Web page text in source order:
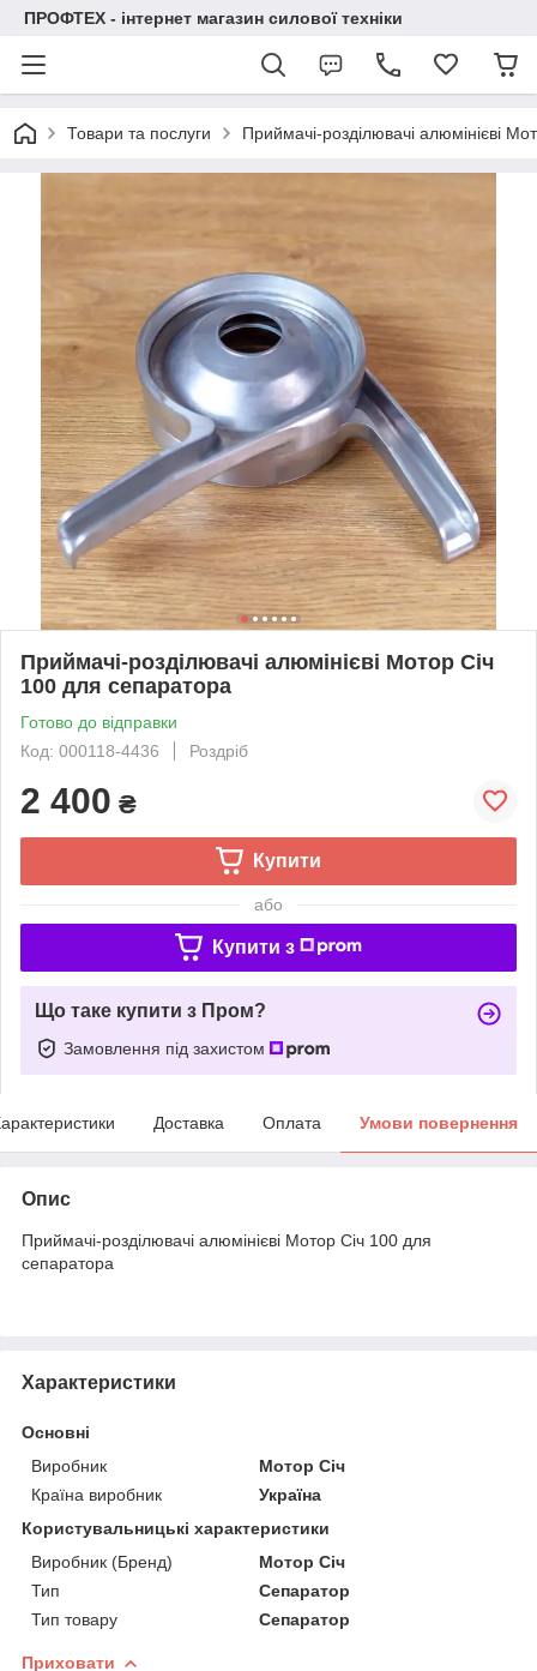
ПРОФТЕХ - інтернет магазин силової техніки
Товари та послуги Приймачі-розділювачі алюмінієві
Приймачі-розділювачі алюмінієві Мотор Січ
100 для сепаратора
Готово до відправки
Код: 000118-4436
Роздріб
2 400 ₴
Купити
або
Купити з
Що таке купити з Пром?
Замовлення під захистом
Доставка Оплата Умови повернення
Опис
Приймачі-розділювачі алюмінієві Мотор Січ 100 для
сепаратора
Характеристики
Основні
Виробник
Мотор Січ
Країна виробник
Україна
Користувальницькі характеристики
Виробник (Бренд)
Мотор Січ
Тип
Сепаратор
Тип товару
Сепаратор
Приховати